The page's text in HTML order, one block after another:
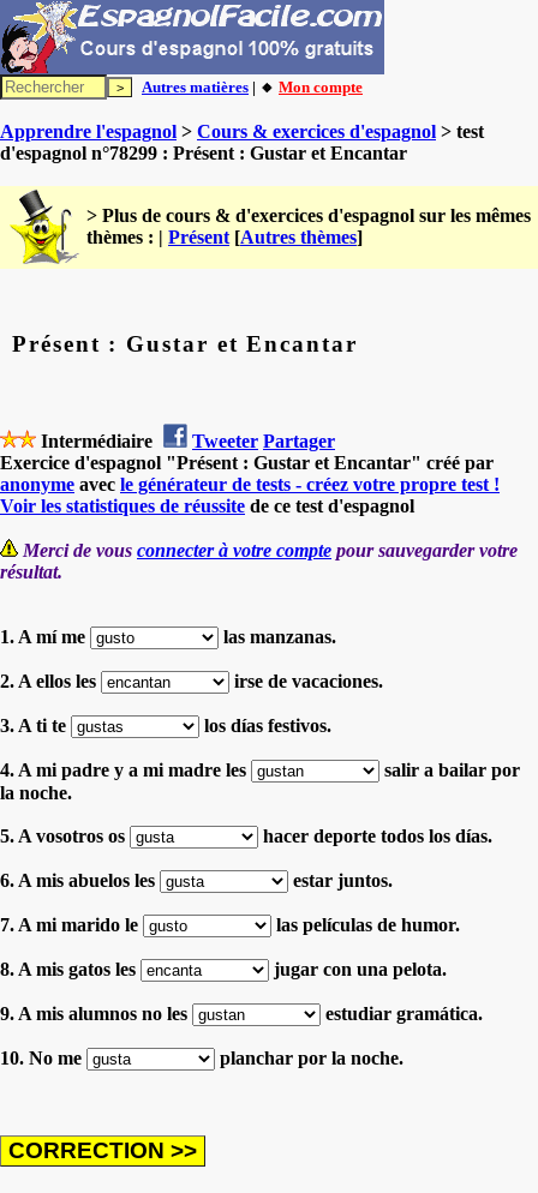
Autres matières | 🔸 Mon compte
Apprendre l'espagnol > Cours & exercices d'espagnol > test
d'espagnol n°78299 : Présent : Gustar et Encantar
> Plus de cours & d'exercices d'espagnol sur les mêmes
thèmes : | Présent [Autres thèmes]
Présent : Gustar et Encantar
Intermédiaire Tweeter Partager
Exercice d'espagnol "Présent : Gustar et Encantar" créé par
anonyme avec le générateur de tests - créez votre propre test !
Voir les statistiques de réussite de ce test d'espagnol
Merci de vous connecter à votre compte pour sauvegarder votre
résultat.
1. A mí me las manzanas.
2. A ellos les irse de vacaciones.
3. A ti te los días festivos.
4. A mi padre y a mi madre les
salir a bailar por
la noche.
5. A vosotros os hacer deporte todos los días.
6. A mis abuelos les estar juntos.
7. A mi marido le las películas de humor.
8. A mis gatos les jugar con una pelota.
9. A mis alumnos no les estudiar gramática.
10. No me planchar por la noche.